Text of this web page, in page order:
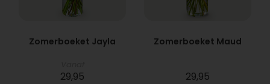
Zomerboeket Jayla
29,95
Zomerboeket Maud
29,95